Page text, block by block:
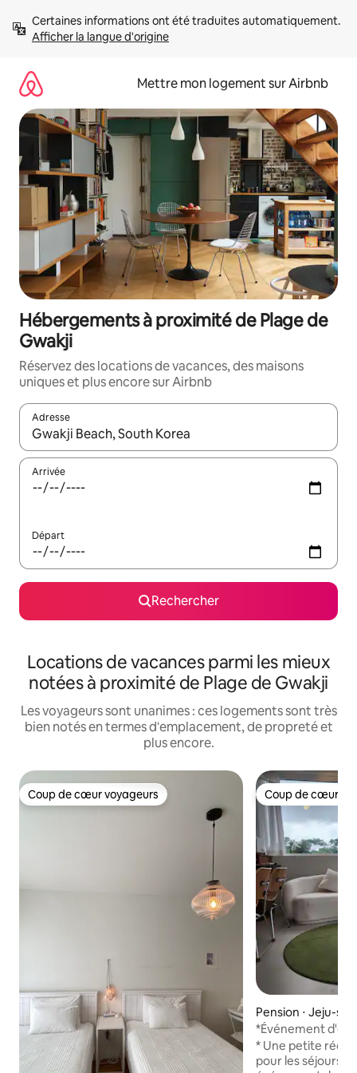
directement
Afficher la langue d'origine
Mettre mon logement sur Airbnb
Hébergements à proximité de Plage de
Gwakji
Réservez des locations de vacances, des maisons
uniques et plus encore sur Airbnb
Adresse
Lorsque les résultats s'affichent, utilisez les flèches vers le
Arrivée
Départ
Rechercher
Locations de vacances parmi les mieux
notées à proximité de Plage de Gwakji
Les voyageurs sont unanimes : ces logements sont très
bien notés en termes d'emplacement, de propreté et
plus encore.
Coup de cœur voyageurs
Coup de cœur voyageurs Coup de cœur
Coup de cœur
Pension ⋅ Jeju-si
*Événement
jacuzzi*
Stayfind]
* Une petite
pour les séjours